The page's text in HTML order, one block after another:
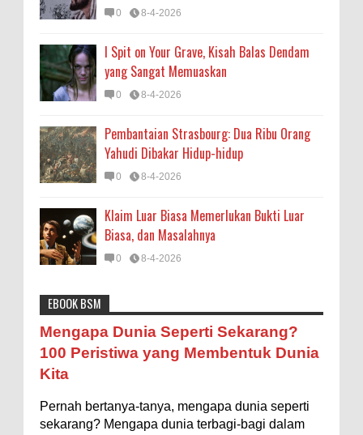
0 8-4-2026
I Spit on Your Grave, Kisah Balas Dendam
yang Sangat Memuaskan
0 8-4-2026
Pembantaian Strasbourg: Dua Ribu Orang
Yahudi Dibakar Hidup-hidup
0 8-4-2026
Klaim Luar Biasa Memerlukan Bukti Luar
Biasa, dan Masalahnya
0 8-4-2026
Astronomi Biologi Budaya Buku
Bumi
Entertainment
Fakta & Statistik Fauna
Filsafat
Flora
Internasional
Internet Iptek
Istilah Ilmiah
Mengapa Negara Miskin Tidak Mencetak
Uang yang Banyak saja biar Kaya?
Ilustrasi/istimewa Jawaban untuk pertanyaan itu
Ukuran 1 Kaki itu Berapa Meter?
EBOOK BSM
Mengapa Dunia Seperti Sekarang?
100 Peristiwa yang Membentuk Dunia
Kita
Pernah bertanya-tanya, mengapa dunia seperti
sekarang? Mengapa dunia terbagi-bagi dalam